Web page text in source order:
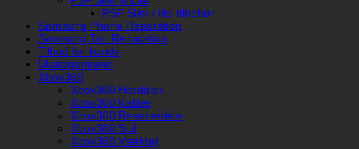
PSP Slim / lite tilbehør
Samsung Phone Reparation
Samsung Tab Reparation
Tilbud for kunde
Ukategoriseret
Xbox360
Xbox360 Harddisk
Xbox360 Kabler
Xbox360 Reservedele
Xbox360 Spil
Xbox360 Værktøj